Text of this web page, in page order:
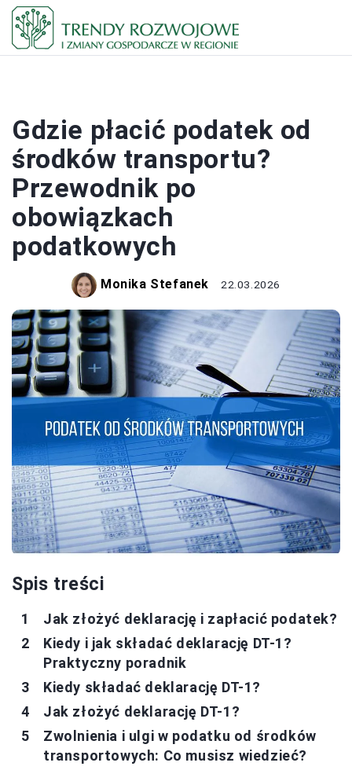
Gdzie płacić podatek od
środków transportu?
Przewodnik po
obowiązkach
podatkowych
Monika Stefanek 22.03.2026
Spis treści
Jak złożyć deklarację i zapłacić podatek?
Kiedy i jak składać deklarację DT-1?
Praktyczny poradnik
Kiedy składać deklarację DT-1?
Jak złożyć deklarację DT-1?
Zwolnienia i ulgi w podatku od środków
transportowych: Co musisz wiedzieć?